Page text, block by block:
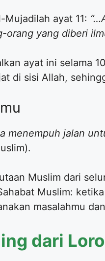
ayat 11:
orang yang diberi
ayat ini selama
di sisi Allah,
menempuh jalan
Muslim dari
Muslim:
masalahmu
dari